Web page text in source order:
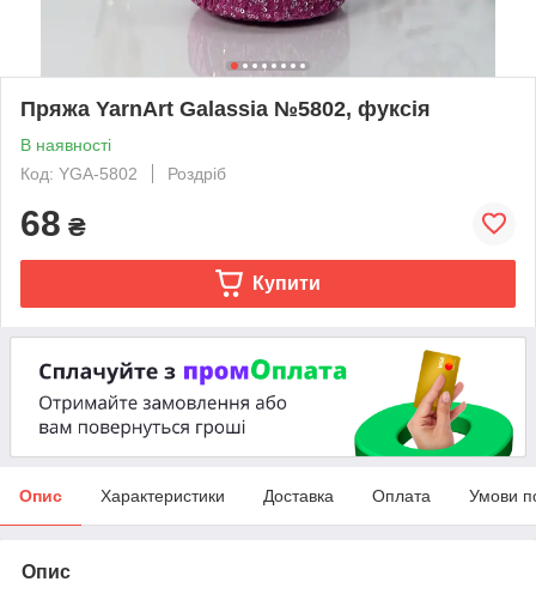
Пряжа YarnArt Galassia №5802, фуксія
В наявності
Код: YGA-5802
Роздріб
68 ₴
Купити
Опис Характеристики Доставка Оплата Умови
Опис